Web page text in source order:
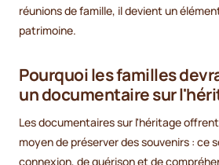
réunions de famille, il devient un
patrimoine.
Pourquoi les familles
un documentaire sur
Les documentaires sur l'héritage
moyen de préserver des souvenirs : ce
connexion, de guérison et de